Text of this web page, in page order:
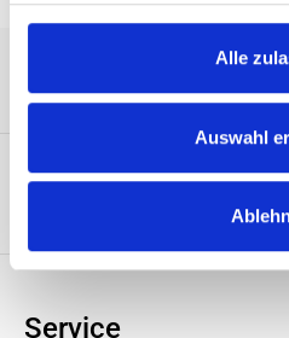
Alle
Auswahl
Service-Hotline
Service